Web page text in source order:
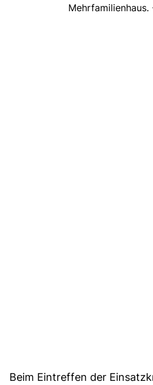
Mehrfamilienhaus.
Beim Eintreffen der